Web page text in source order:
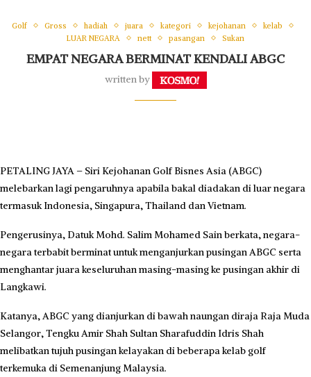
Golf Gross hadiah juara kategori kejohanan
kelab
LUAR NEGARA
nett pasangan Sukan
EMPAT NEGARA BERMINAT KENDALI ABGC
written by
PETALING JAYA – Siri Kejohanan Golf Bisnes Asia (ABGC)
melebarkan lagi pengaruhnya apabila bakal diadakan di luar negara
termasuk Indonesia, Singapura, Thailand dan Vietnam.
Pengerusinya, Datuk Mohd. Salim Mohamed Sain berkata, negara-
negara terbabit berminat untuk menganjurkan pusingan ABGC serta
menghantar juara keseluruhan masing-masing ke pusingan akhir di
Langkawi.
Katanya, ABGC yang dianjurkan di bawah naungan diraja Raja Muda
Selangor, Tengku Amir Shah Sultan Sharafuddin Idris Shah
melibatkan tujuh pusingan kelayakan di beberapa kelab golf
terkemuka di Semenanjung Malaysia.